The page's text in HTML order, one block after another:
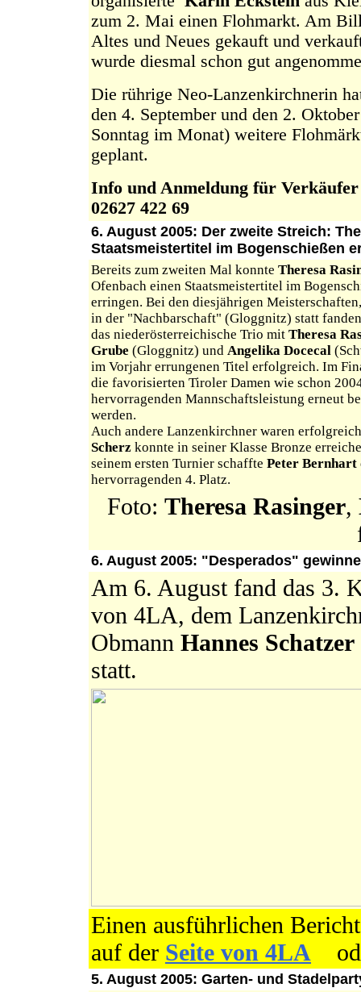
zum 2. Mai einen Flohmarkt. Am
Altes und Neues gekauft und
wurde diesmal schon gut
Die rührige Neo-Lanzenkirchnerin
den 4. September und den 2.
Sonntag im Monat) weitere
geplant.
Info und Anmeldung für
02627 422 69
6. August 2005: Der zweite Streich:
Staatsmeistertitel im Bogenschießen
Bereits zum zweiten Mal konnte Theresa
Ofenbach einen Staatsmeistertitel im
erringen. Bei den diesjährigen
in der "Nachbarschaft" (Gloggnitz) statt
das niederösterreichische Trio mit Theresa
Grube (Gloggnitz) und Angelika Docecal
im Vorjahr errungenen Titel erfolgreich. Im
die favorisierten Tiroler Damen wie schon
hervorragenden Mannschaftsleistung erneut
werden.
Auch andere Lanzenkirchner waren
Scherz konnte in seiner Klasse Bronze
seinem ersten Turnier schaffte Peter Bernhart
hervorragenden 4. Platz.
Foto: Theresa Rasinger,
6. August 2005: "Desperados"
Am 6. August fand das 3.
von 4LA, dem
Obmann Hannes Schatzer
statt.
Einen ausführlichen
auf der Seite von 4LA
5. August 2005: Garten- und